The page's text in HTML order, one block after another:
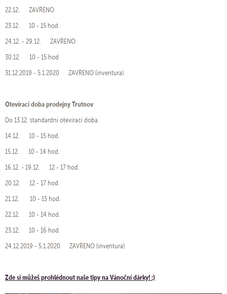
22.12. ZAVŘENO
23.12. 10 - 15 hod.
24.12. - 29.12. ZAVŘENO
30.12. 10 - 15 hod
31.12.2019 - 5.1.2020 ZAVŘENO (inventura)
Otevírací doba prodejny Trutnov
Do 13.12. standardní otevírací doba.
14.12. 10 - 15 hod.
15.12. 10 - 14 hod.
16.12. - 19.12. 12 - 17 hod.
20.12. 12 - 17 hod.
21.12. 10 - 15 hod.
22.12. 10 - 14 hod.
23.12. 10 - 16 hod.
24.12.2019 - 5.1.2020 ZAVŘENO (inventura)
Zde si můžeš prohlédnout naše tipy na Vánoční dárky! :)